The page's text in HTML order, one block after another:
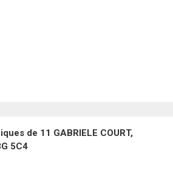
de 11 GABRIELE COURT,
5C4